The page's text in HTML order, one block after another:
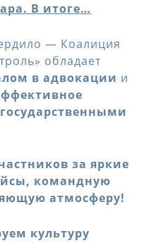
В итоге…
— Коалиция
обладает
в адвокации и
за яркие
командную
атмосферу!
культуру